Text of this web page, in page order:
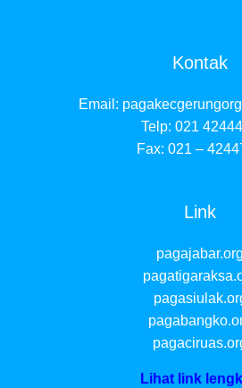
Kontak
Email:
Telp: 021
Fax: 021 –
Link
pagajabar.org
Lihat link